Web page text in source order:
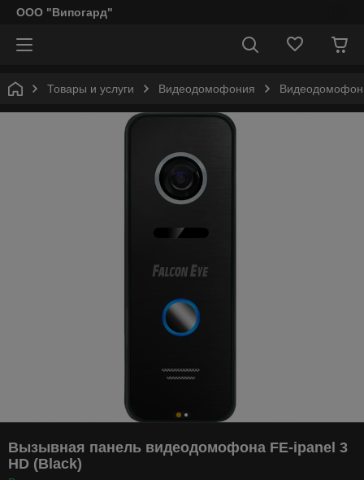
ООО "Випогард"
Товары и услуги Видеодомофония
Вызывная панель видеодомофона FE-ipanel 3
HD (Black)